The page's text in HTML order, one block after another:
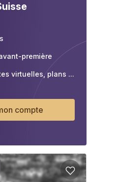
première
virtuelles, plans ...
compte